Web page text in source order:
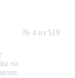
на
№ 4 из 519